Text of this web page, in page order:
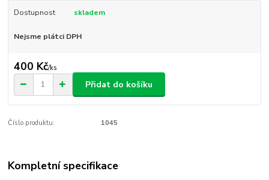
Dostupnost skladem
Nejsme plátci DPH
400 Kč/ks
Přidat do košíku
Číslo produktu: 1045
Kompletní specifikace